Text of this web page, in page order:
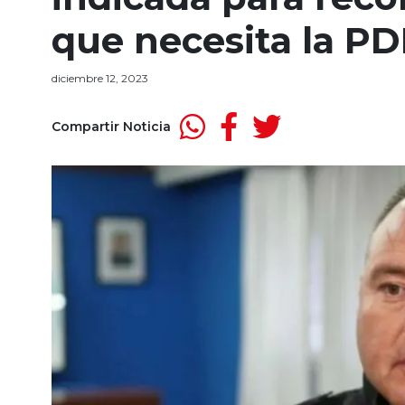
que necesita la
diciembre 12, 2023
Compartir Noticia